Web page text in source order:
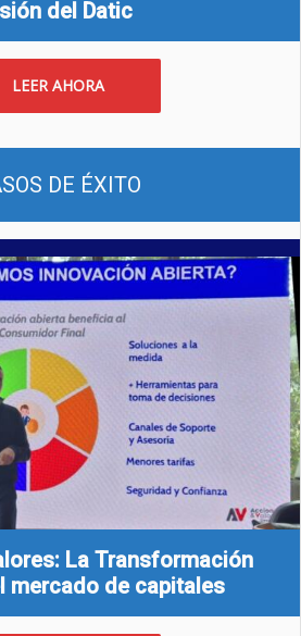
del Datic
LEER AHORA
DE ÉXITO
La Transformación
mercado de capitales